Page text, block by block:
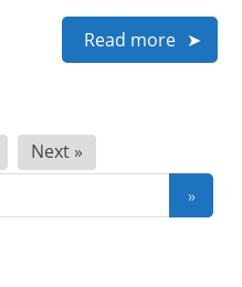
Read more
Next »